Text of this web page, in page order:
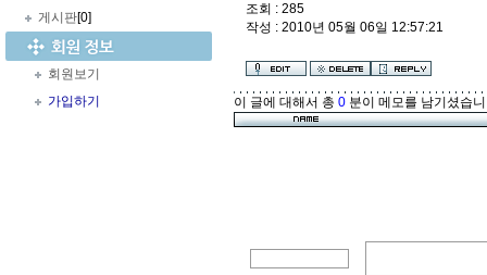
게시판[0]
회원보기
가입하기
조회 : 285
작성 : 2010년 05월 06일 12:57:21
이 글에 대해서 총 0 분이 메모를 남기셨습